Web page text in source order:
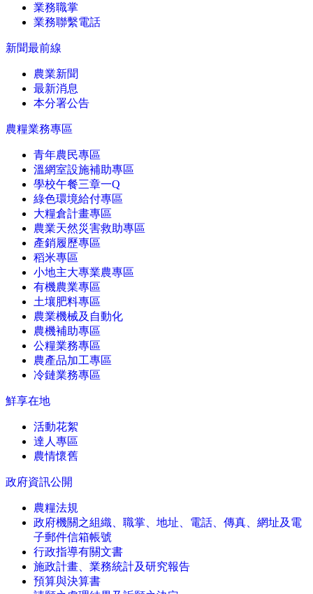
業務職掌
業務聯繫電話
新聞最前線
農業新聞
最新消息
本分署公告
農糧業務專區
青年農民專區
溫網室設施補助專區
學校午餐三章一Q
綠色環境給付專區
大糧倉計畫專區
農業天然災害救助專區
產銷履歷專區
稻米專區
小地主大專業農專區
有機農業專區
土壤肥料專區
農業機械及自動化
農機補助專區
公糧業務專區
農產品加工專區
冷鏈業務專區
鮮享在地
活動花絮
達人專區
農情懷舊
政府資訊公開
農糧法規
政府機關之組織、職掌、地址、電話、傳真、網址及電
子郵件信箱帳號
行政指導有關文書
施政計畫、業務統計及研究報告
預算與決算書